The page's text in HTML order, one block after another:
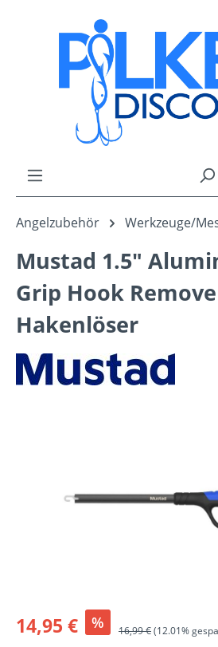
Zum Hauptinhalt springen
Angelzubehör Werkzeuge/
Mustad 1.5"
Grip Hook
Hakenlöser
Verkaufspreis:
14,95 € % Regulärer Preis:
16,99 €(12.01%